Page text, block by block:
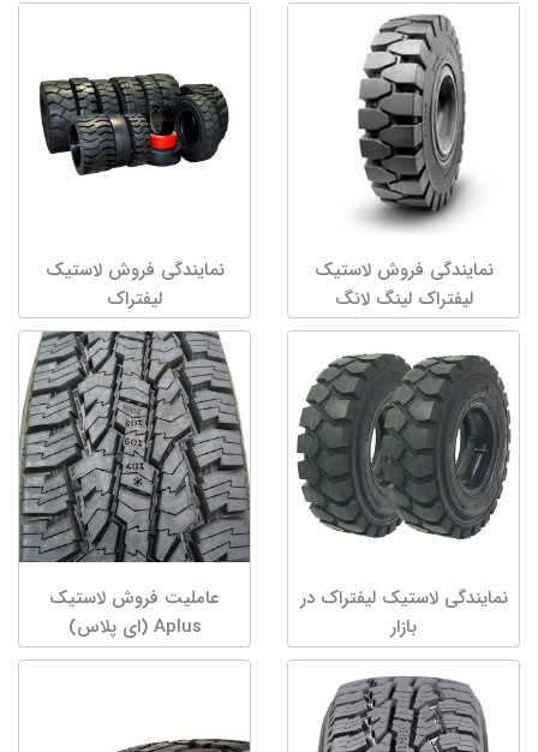
نمایندگی فروش لاستیک
لیفتراک لینگ لانگ
نمایندگی فروش لاستیک
لیفتراک
نمایندگی لاستیک لیفتراک در
بازار
عاملیت فروش لاستیک
Aplus (ای پلاس)